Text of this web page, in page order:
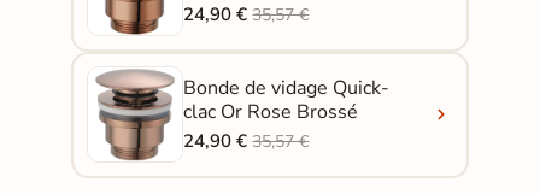
24,90 €35,57 €
Bonde de vidage Quick-
clac Or Rose Brossé
24,90 €35,57 €